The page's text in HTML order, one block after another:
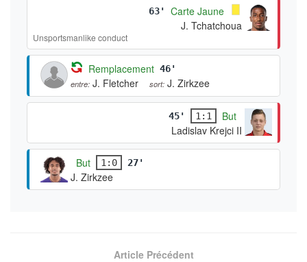
63'
Carte Jaune
J. Tchatchoua
Unsportsmanlike conduct
Remplacement 46'
entre: J. Fletcher sort: J. Zirkzee
45' 1:1
But
Ladislav Krejci II
But 1:0 27'
J. Zirkzee
Article Précédent